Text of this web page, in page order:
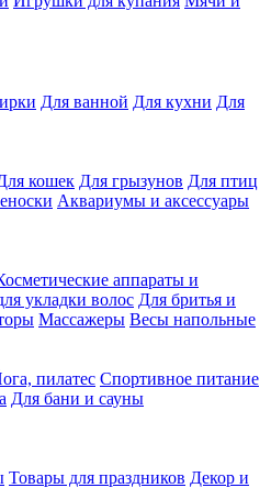
Для ванной Для кухни Для
кошек Для грызунов Для птиц
Аквариумы и аксессуары
аппараты и
укладки волос Для бритья и
Массажеры Весы напольные
пилатес Спортивное питание
Для бани и сауны
Товары для праздников Декор и